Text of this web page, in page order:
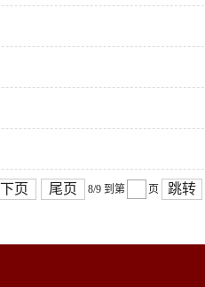
下页 尾页 8/9 到第 页 跳转